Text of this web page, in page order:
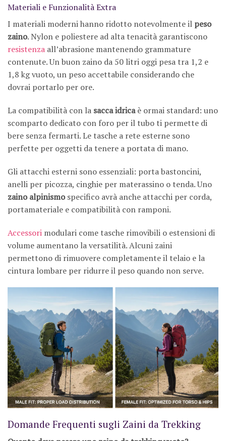
Materiali e Funzionalità Extra
I materiali moderni hanno ridotto notevolmente il peso
zaino. Nylon e poliestere ad alta tenacità garantiscono
resistenza all’abrasione mantenendo grammature
contenute. Un buon zaino da 50 litri oggi pesa tra 1,2 e
1,8 kg vuoto, un peso accettabile considerando che
dovrai portarlo per ore.
La compatibilità con la sacca idricaè ormai standard: uno
scomparto dedicato con foro per il tubo ti permette di
bere senza fermarti. Le tasche a rete esterne sono
perfette per oggetti da tenere a portata di mano.
Gli attacchi esterni sono essenziali: porta bastoncini,
anelli per picozza, cinghie per materassino o tenda. Uno
zaino alpinismospecifico avrà anche attacchi per corda,
portamateriale e compatibilità con ramponi.
Accessori modulari come tasche rimovibili o estensioni di
volume aumentano la versatilità. Alcuni zaini
permettono di rimuovere completamente il telaio e la
cintura lombare per ridurre il peso quando non serve.
Domande Frequenti sugli Zaini da Trekking